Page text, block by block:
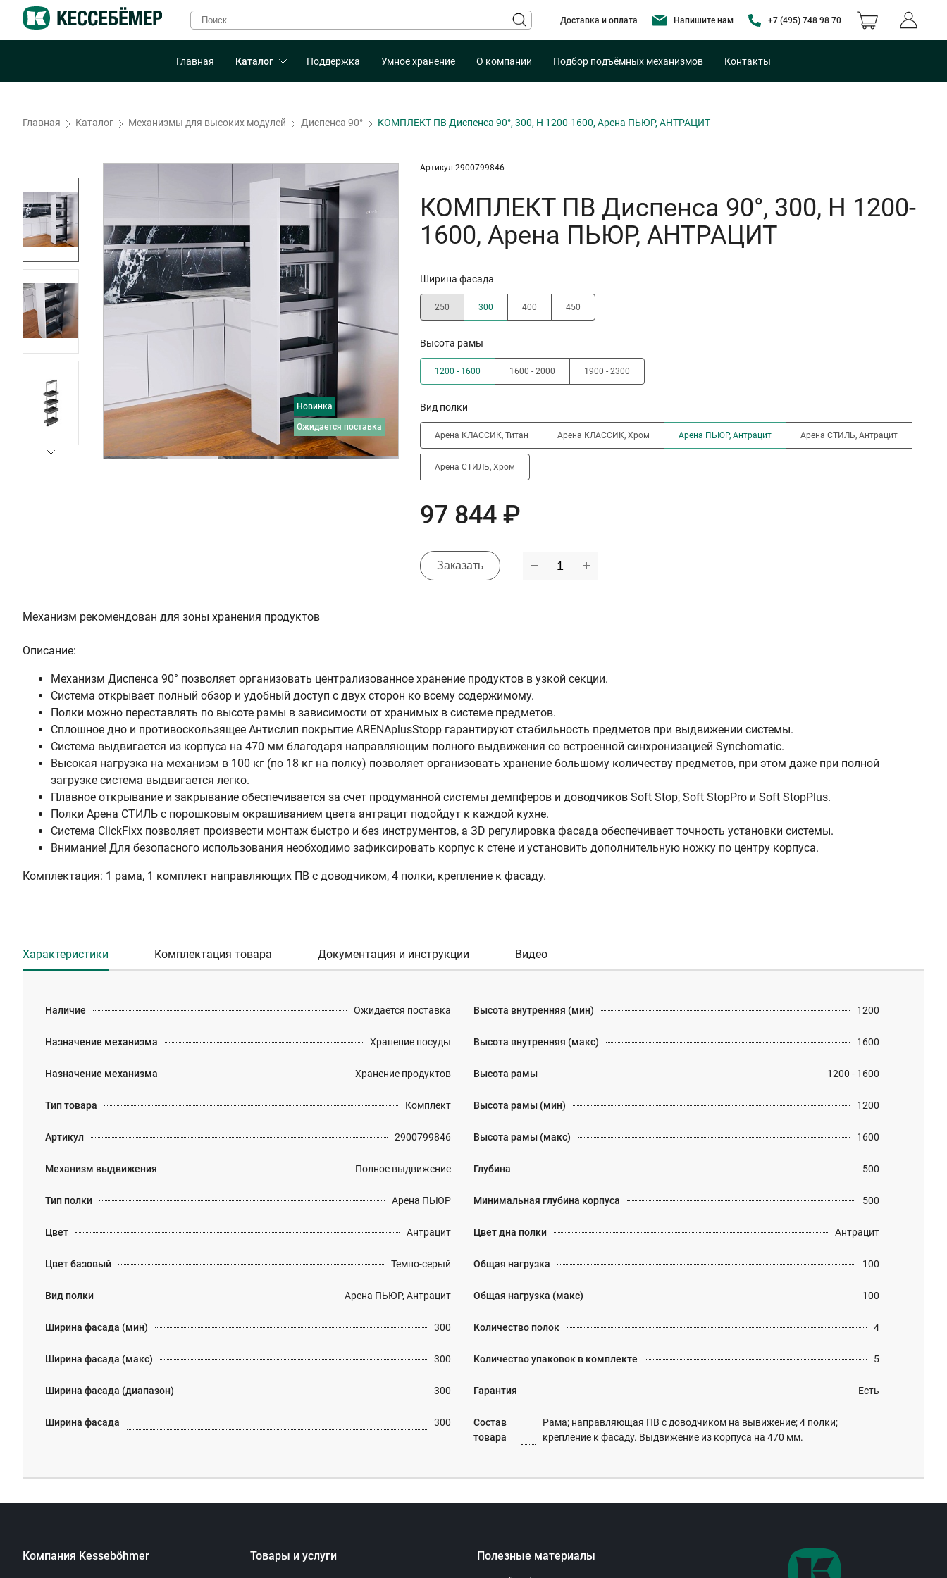
Доставка и оплата Напишите нам +7 (495) 748 98 70
Главная Каталог Поддержка Умное хранение О компании Подбор подъёмных механизмов Контакты
Главная Каталог Механизмы для высоких модулей Диспенса 90° КОМПЛЕКТ ПВ Диспенса 90°, 300, H 1200-1600, Арена ПЬЮР, АНТРАЦИТ
Новинка
ожидается поставка
Артикул 2900799846
КОМПЛЕКТ ПВ Диспенса 90°, 300, H 1200-
1600, Арена ПЬЮР, АНТРАЦИТ
Ширина фасада
250 300 400 450
Высота рамы
1200 - 1600 1600 - 2000 1900 - 2300
Вид полки
Арена КЛАССИК, Титан Арена КЛАССИК, Хром Арена ПЬЮР, Антрацит Арена СТИЛЬ, Антрацит
Арена СТИЛЬ, Хром
97 844 ₽
Заказать
Механизм рекомендован для зоны хранения продуктов
Описание:
Механизм Диспенса 90° позволяет организовать централизованное хранение продуктов в узкой секции.
Система открывает полный обзор и удобный доступ с двух сторон ко всему содержимому.
Полки можно переставлять по высоте рамы в зависимости от хранимых в системе предметов.
Сплошное дно и противоскользящее Антислип покрытие ARENAplusStopp гарантируют стабильность предметов при выдвижении системы.
Система выдвигается из корпуса на 470 мм благодаря направляющим полного выдвижения со встроенной синхронизацией Synchomatic.
Высокая нагрузка на механизм в 100 кг (по 18 кг на полку) позволяет организовать хранение большому количеству предметов, при этом даже при полной
загрузке система выдвигается легко.
Плавное открывание и закрывание обеспечивается за счет продуманной системы демпферов и доводчиков Soft Stop, Soft StopPro и Soft StopPlus.
Полки Арена СТИЛЬ с порошковым окрашиванием цвета антрацит подойдут к каждой кухне.
Система ClickFixx позволяет произвести монтаж быстро и без инструментов, а ЗD регулировка фасада обеспечивает точность установки системы.
Внимание! Для безопасного использования необходимо зафиксировать корпус к стене и установить дополнительную ножку по центру корпуса.
Комплектация: 1 рама, 1 комплект направляющих ПВ с доводчиком, 4 полки, крепление к фасаду.
Характеристики Комплектация товара Документация и инструкции Видео
Наличие Ожидается поставка
Назначение механизма Хранение посуды
Назначение механизма Хранение продуктов
Тип товара Комплект
Артикул 2900799846
Механизм выдвижения Полное выдвижение
Тип полки Арена ПЬЮР
Цвет Антрацит
Цвет базовый Темно-серый
Вид полки Арена ПЬЮР, Антрацит
Ширина фасада (мин) 300
Ширина фасада (макс) 300
Ширина фасада (диапазон) 300
Ширина фасада 300
Высота внутренняя (мин) 1200
Высота внутренняя (макс) 1600
Высота рамы 1200 - 1600
Высота рамы (мин) 1200
Высота рамы (макс) 1600
Глубина 500
Минимальная глубина корпуса 500
Цвет дна полки Антрацит
Общая нагрузка 100
Общая нагрузка (макс) 100
Количество полок 4
Количество упаковок в комплекте 5
Гарантия Есть
Состав
товара
Рама; направляющая ПВ с доводчиком на вывижение; 4 полки;
крепление к фасаду. Выдвижение из корпуса на 470 мм.
Компания Kesseböhmer Товары и услуги Полезные материалы